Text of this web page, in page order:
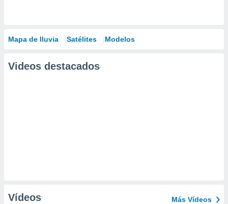
Mapa de lluvia Satélites Modelos
Videos destacados
Vídeos Más Vídeos